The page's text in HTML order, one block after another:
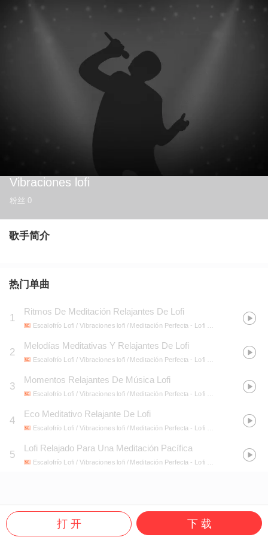
Vibraciones lofi
粉丝 0
歌手简介
热门单曲
1
Ritmos De Meditación Relajantes De Lofi
Escalofrío Lofi / Vibraciones lofi / Meditación Perfecta - Lofi Relajante: Melodías Relajantes Para La Meditación
2
Melodías Meditativas Y Relajantes De Lofi
Escalofrío Lofi / Vibraciones lofi / Meditación Perfecta - Lofi Relajante: Melodías Relajantes Para La Meditación
3
Momentos Relajantes De Música Lofi
Escalofrío Lofi / Vibraciones lofi / Meditación Perfecta - Lofi Relajante: Melodías Relajantes Para La Meditación
4
Eco Meditativo Relajante De Lofi
Escalofrío Lofi / Vibraciones lofi / Meditación Perfecta - Lofi Relajante: Melodías Relajantes Para La Meditación
5
Lofi Relajado Para Una Meditación Pacífica
Escalofrío Lofi / Vibraciones lofi / Meditación Perfecta - Lofi Relajante: Melodías Relajantes Para La Meditación
打 开 下 载